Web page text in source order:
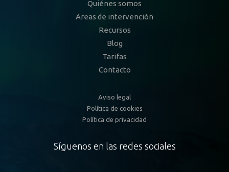
Quiénes somos
Areas de intervención
Recursos
Blog
Tarifas
Contacto
Aviso legal
Política de cookies
Política de privacidad
Síguenos en las redes sociales